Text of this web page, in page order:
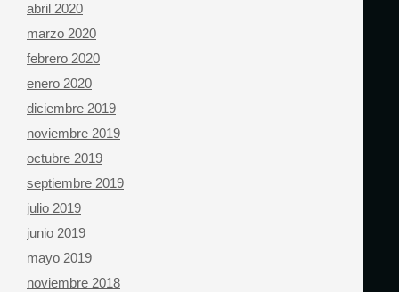
abril 2020
marzo 2020
febrero 2020
enero 2020
diciembre 2019
noviembre 2019
octubre 2019
septiembre 2019
julio 2019
junio 2019
mayo 2019
noviembre 2018